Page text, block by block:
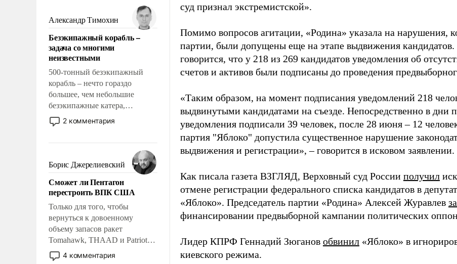
мужественным и твердым под
ударами судьбы, брать на себя
ответственность, помогать
слабым, идти вперед и
адаптироваться.
Александр Тимохин
Безэкипажный корабль –
задача со многими
неизвестными
500-тонный безэкипажный
корабль – нечто гораздо
большее, чем небольшие
безэкипажные катера,
применение которых уже
стало обыденностью. Задача по
сложна и амбициозна. Однако
и ее реализация радикально
поднимет наши боевые
возможности.
2 комментария
Борис Джерелиевский
Сможет ли Пентагон
перестроить ВПК США
Только для того, чтобы
вернуться к довоенному
объему запасов ракет
Tomahawk, THAAD и Patriot
США потребуется более трех
лет. Даже небольшая война с
4 комментария
суд признал экстремистской».
Помимо вопросов агитации, «Родина» указала на нарушения,
партии, были допущены еще на этапе выдвижения кандидатов.
говорится, что у 218 из 269 кандидатов уведомления об
счетов и активов были подписаны до проведения
«Таким образом, на момент подписания уведомлений 218
выдвинутыми кандидатами на съезде. Непосредственно в дни
уведомления подписали 39 человек, после 28 июня – 12
партия "Яблоко" допустила существенное нарушение
выдвижения и регистрации», – говорится в исковом заявлении.
Как писала газета ВЗГЛЯД, Верховный суд России получил
отмене регистрации федерального списка кандидатов в
«Яблоко». Председатель партии «Родина» Алексей Журавлев
финансировании предвыборной кампании политических
Лидер КПРФ Геннадий Зюганов обвинил «Яблоко» в
киевского режима.